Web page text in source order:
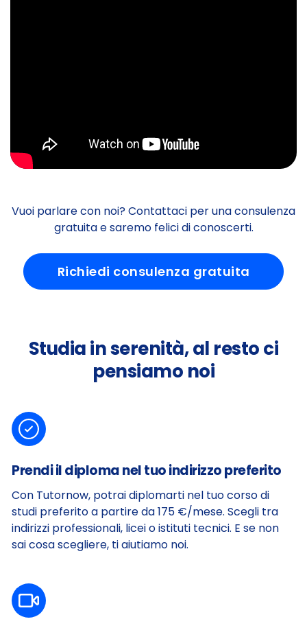
Vuoi parlare con noi? Contattaci per una consulenza
gratuita e saremo felici di conoscerti.
Richiedi consulenza gratuita
Studia in serenità, al resto ci
pensiamo noi
Prendi il diploma nel tuo indirizzo preferito
Con Tutornow, potrai diplomarti nel tuo corso di
studi preferito a partire da 175 €/mese. Scegli tra
indirizzi professionali, licei o istituti tecnici. E se non
sai cosa scegliere, ti aiutiamo noi.